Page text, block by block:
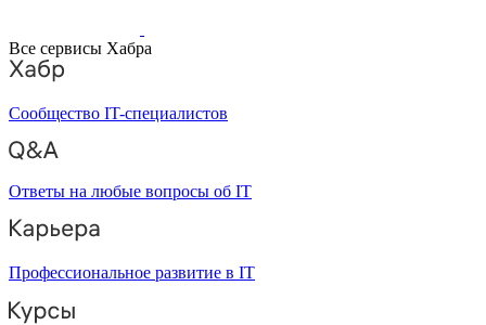
Все сервисы Хабра
Сообщество IT-специалистов
Ответы на любые вопросы об IT
Профессиональное развитие в IT